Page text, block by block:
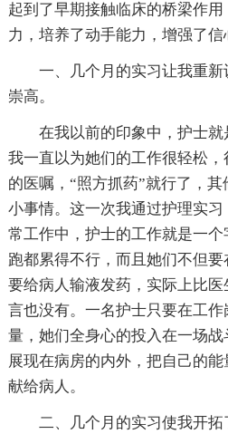
起到了早期接触临床的桥梁作
力，培养了动手能力，增强了信
一、几个月的实习让我重
崇高。
在我以前的印象中，护士就
我一直以为她们的工作很轻松
的医嘱，“照方抓药”就行了，
小事情。这一次我通过护理实
常工作中，护士的工作就是一个
跑都累得不行，而且她们不但
要给病人输液发药，实际上比
言也没有。一名护士只要在工
量，她们全身心的投入在一场
展现在病房的内外，把自己的
献给病人。
二、几个月的实习使我开拓